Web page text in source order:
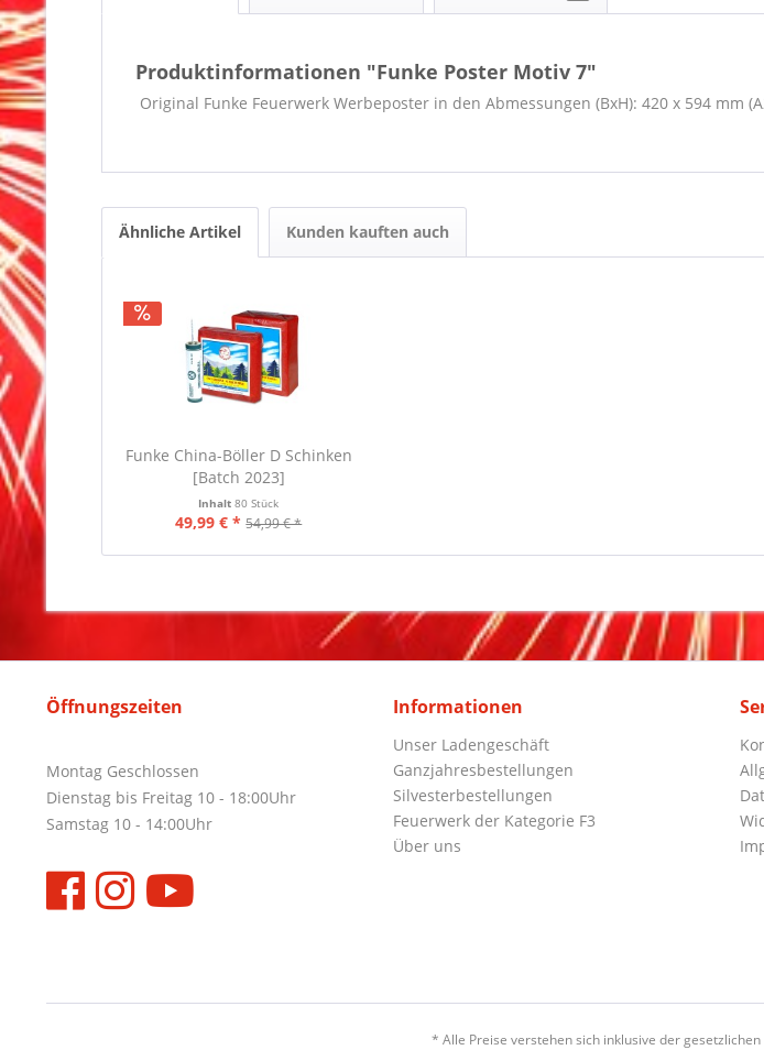
Produktinformationen "Funke Poster Motiv 7"
Original Funke Feuerwerk Werbeposter in den Abmessungen (BxH): 420 x 594 mm
Ähnliche Artikel Kunden kauften auch
Funke China-Böller D Schinken
[Batch 2023]
Inhalt80 Stück
49,99 € * 54,99 € *
Öffnungszeiten
Montag Geschlossen
Dienstag bis Freitag 10 - 18:00Uhr
Samstag 10 - 14:00Uhr
Informationen
Unser Ladengeschäft
Ganzjahresbestellungen
Silvesterbestellungen
Feuerwerk der Kategorie F3
Über uns
* Alle Preise verstehen sich inklusive der